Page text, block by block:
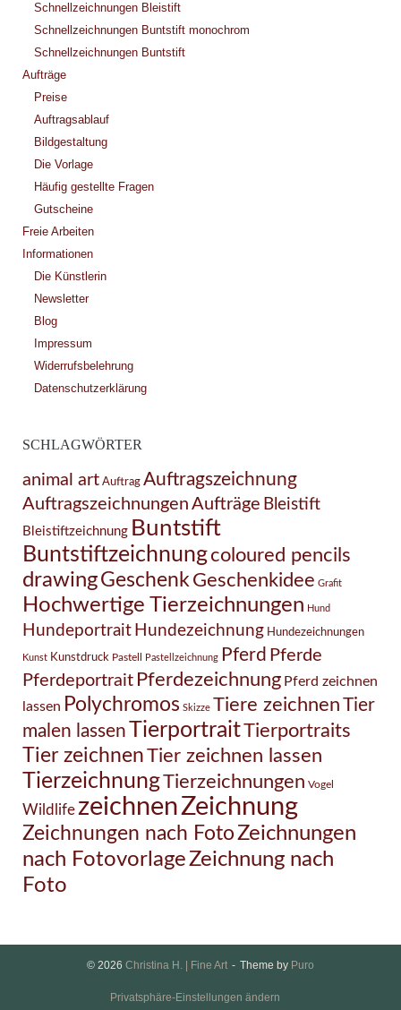
Schnellzeichnungen Bleistift
Schnellzeichnungen Buntstift monochrom
Schnellzeichnungen Buntstift
Aufträge
Preise
Auftragsablauf
Bildgestaltung
Die Vorlage
Häufig gestellte Fragen
Gutscheine
Freie Arbeiten
Informationen
Die Künstlerin
Newsletter
Blog
Impressum
Widerrufsbelehrung
Datenschutzerklärung
SCHLAGWÖRTER
animal art Auftrag Auftragszeichnung
Auftragszeichnungen Aufträge Bleistift
Bleistiftzeichnung Buntstift
Buntstiftzeichnungcoloured pencils
drawingGeschenkGeschenkidee Grafit
Hochwertige Tierzeichnungen Hund
Hundeportrait Hundezeichnung Hundezeichnungen
Kunst Kunstdruck Pastell Pastellzeichnung Pferd Pferde
Pferdeportrait Pferdezeichnung Pferd zeichnen
lassen Polychromos Skizze Tiere zeichnenTier
malen lassenTierportraitTierportraits
Tier zeichnenTier zeichnen lassen
TierzeichnungTierzeichnungen Vogel
WildlifezeichnenZeichnung
Zeichnungen nach FotoZeichnungen
nach FotovorlageZeichnung nach
Foto
© 2026 Christina H. | Fine Art Theme by Puro
Privatsphäre-Einstellungen ändern